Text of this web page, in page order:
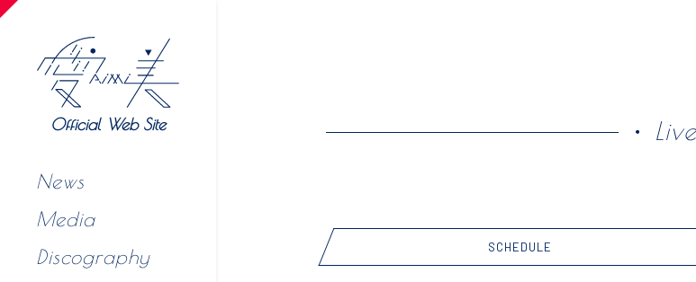
Official Web Site
News
Media
Discography
SCHEDULE